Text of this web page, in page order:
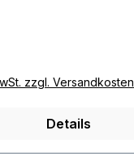
zzgl. Versandkosten
Details